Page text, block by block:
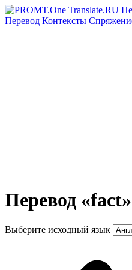
Перевод Контексты
Перевод
Выберите исходный язык